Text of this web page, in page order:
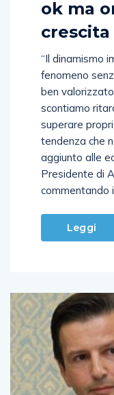
ok ma
crescita
“Il dinamismo
fenomeno
ben
scontiamo
superare
tendenza che
aggiunto alle
Presidente di
commentando
Leggi